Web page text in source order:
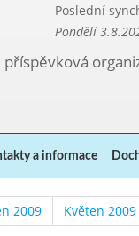
Poslední
Pondělí
příspěvková
a informace
2009 Květen 2009